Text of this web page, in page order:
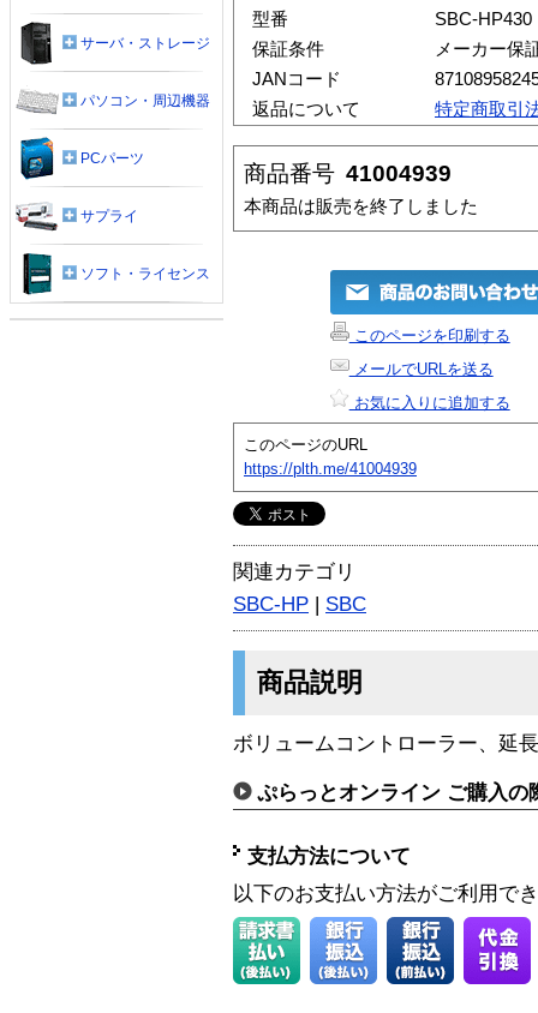
型番
SBC-HP430
保証条件
メーカー保
JANコード
返品について
特定商取引
商品番号 41004939
本商品は販売を終了しました
このページを印刷する
メールでURLを送る
お気に入りに追加する
このページのURL
https://plth.me/41004939
関連カテゴリ
SBC-HP | SBC
商品説明
ボリュームコントローラー、延
ぷらっとオンライン ご購入の
支払方法について
以下のお支払い方法がご利用で
サーバ・ストレージ
パソコン・周辺機器
PCパーツ
サプライ
ソフト・ライセンス